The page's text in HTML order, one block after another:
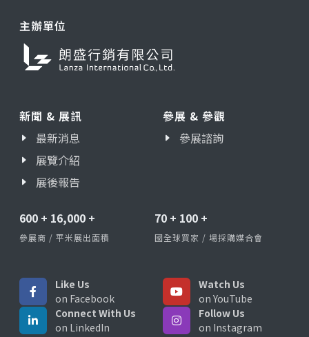
主辦單位
新聞 & 展訊
最新消息
展覽介紹
展後報告
參展 & 參觀
參展諮詢
600 + 16,000 +
參展商 / 平米展出面積
70 + 100 +
國全球買家 / 場採購媒合會
Like Us
on Facebook
Watch Us
on YouTube
Connect With Us
on LinkedIn
Follow Us
on Instagram